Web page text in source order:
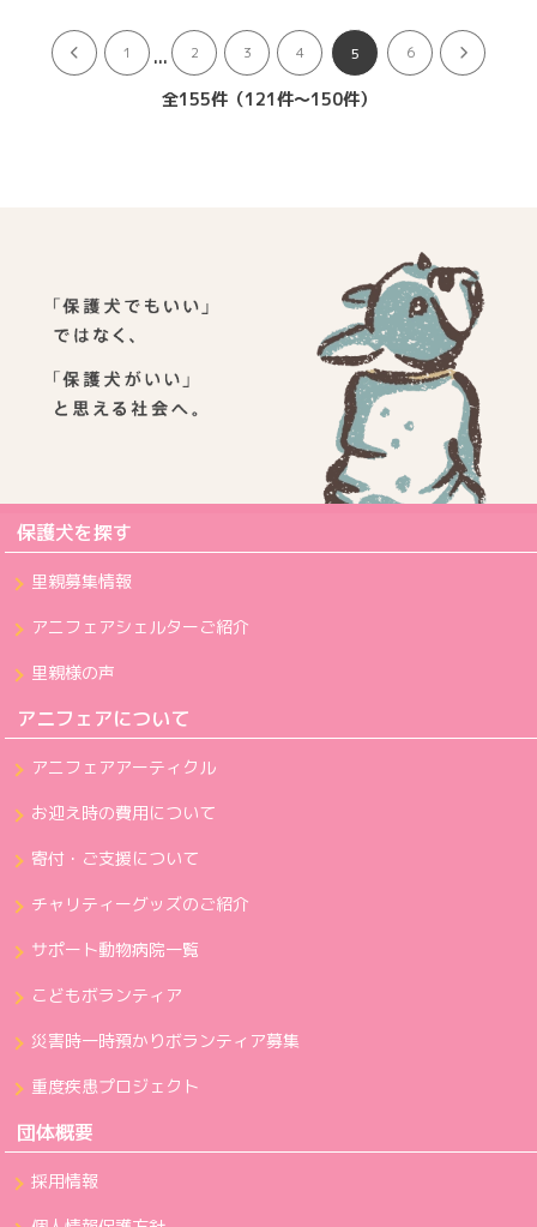
1 ... 2 3 4 5 6
全155件（121件〜150件）
保護犬を探す
里親募集情報
アニフェアシェルターご紹介
里親様の声
アニフェアについて
アニフェアアーティクル
お迎え時の費用について
寄付・ご支援について
チャリティーグッズのご紹介
サポート動物病院一覧
こどもボランティア
災害時一時預かりボランティア募集
重度疾患プロジェクト
団体概要
採用情報